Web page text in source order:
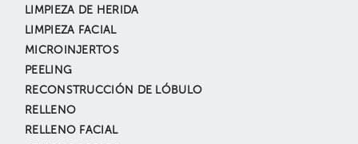
LIMPIEZA DE HERIDA
LIMPIEZA FACIAL
MICROINJERTOS
PEELING
RECONSTRUCCIÓN DE LÓBULO
RELLENO
RELLENO FACIAL